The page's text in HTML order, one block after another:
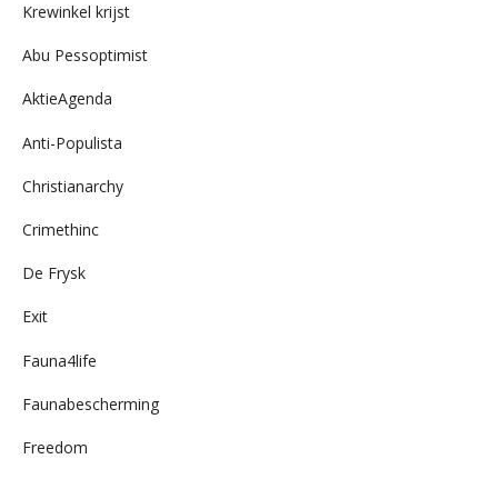
Krewinkel krijst
Abu Pessoptimist
AktieAgenda
Anti-Populista
Christianarchy
Crimethinc
De Frysk
Exit
Fauna4life
Faunabescherming
Freedom